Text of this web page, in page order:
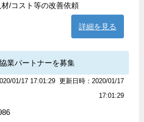
材/コスト等の改善依頼
詳細を見る
業パートナーを募集
01/17 17:01:29 更新日時：2020/01/17
17:01:29